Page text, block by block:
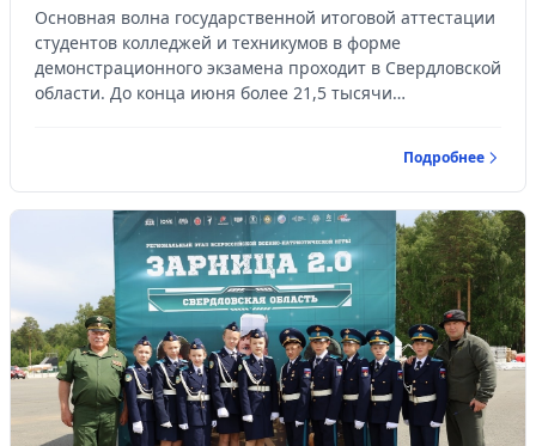
колледжах региона
Основная волна государственной итоговой аттестации
студентов колледжей и техникумов в форме
демонстрационного экзамена проходит в Свердловской
области. До конца июня более 21,5 тысячи
Подробнее